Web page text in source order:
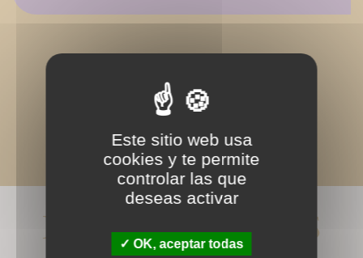
LIVRES ASSOCIÉS
Este sitio web usa
cookies y te permite
controlar las que
deseas activar
OK, aceptar todas